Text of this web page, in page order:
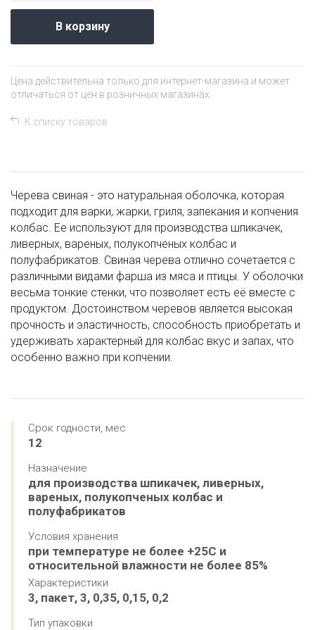
В корзину
Цена действительна только для интернет-магазина и может
отличаться от цен в розничных магазинах.
К списку товаров
Черева свиная - это натуральная оболочка, которая
подходит для варки, жарки, гриля, запекания и копчения
колбас. Ее используют для производства шпикачек,
ливерных, вареных, полукопченых колбас и
полуфабрикатов. Свиная черева отлично сочетается с
различными видами фарша из мяса и птицы. У оболочки
весьма тонкие стенки, что позволяет есть её вместе с
продуктом. Достоинством черевов является высокая
прочность и эластичность, способность приобретать и
удерживать характерный для колбас вкус и запах, что
особенно важно при копчении.
Срок годности, мес
12
Назначение
для производства шпикачек, ливерных,
вареных, полукопченых колбас и
полуфабрикатов
Условия хранения
при температуре не более +25С и
относительной влажности не более 85%
Характеристики
3, пакет, 3, 0,35, 0,15, 0,2
Тип упаковки